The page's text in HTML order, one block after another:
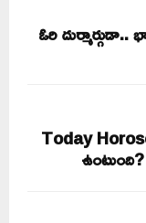
ఓరి
Today